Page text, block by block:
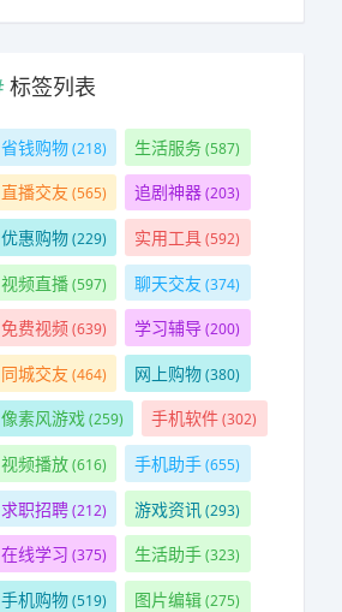
标签列表
省钱购物(218) 生活服务(587)
直播交友 (565) 追剧神器(203)
优惠购物(229) 实用工具(592)
视频直播(597) 聊天交友 (374)
免费视频(639) 学习辅导(200)
同城交友 (464) 网上购物(380)
像素风游戏(259) 手机软件(302)
视频播放(616) 手机助手(655)
求职招聘(212) 游戏资讯(293)
在线学习 (375) 生活助手(323)
手机购物(519) 图片编辑(275)